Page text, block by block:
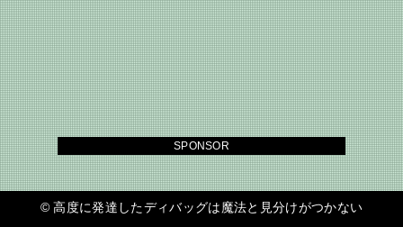
©高度に発達したディバッグは魔法と見分けがつかない
SPONSOR